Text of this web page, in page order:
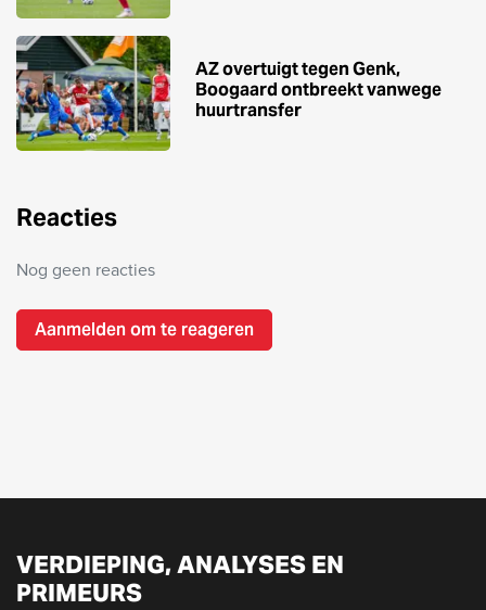
AZ overtuigt tegen Genk,
Boogaard ontbreekt vanwege
huurtransfer
Reacties
Nog geen reacties
Aanmelden om te reageren
VERDIEPING, ANALYSES EN
PRIMEURS